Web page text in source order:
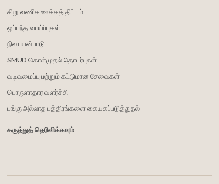
சிறு வணிக ஊக்கத் திட்டம்
ஒப்பந்த வாய்ப்புகள்
நில பயன்பாடு
SMUD கொள்முதல் தொடர்புகள்
வடிவமைப்பு மற்றும் கட்டுமான சேவைகள்
பொருளாதார வளர்ச்சி
பங்கு அல்லாத பத்திரங்களை கையகப்படுத்துதல்
கருத்துத் தெரிவிக்கவும்